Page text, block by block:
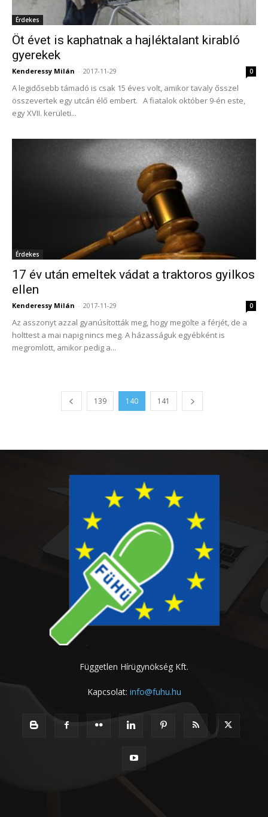
Érdekes
Öt évet is kaphatnak a hajléktalant kirabló
gyerekek
Kenderessy Milán - 2017-11-29 0
A legidősebb támadó is csak 15 éves volt, amikor tavaly ősszel
összevertek egy utcán élő embert. A fiatalok október 9-én este,
egy XVII. kerületi...
Érdekes
17 év után emeltek vádat a traktoros gyilkos
ellen
Kenderessy Milán - 2017-11-29 0
Az asszonyt azzal gyanúsították meg, hogy megölte a férjét, de a
holttest a mai napig nincs meg. A házasságuk egyébként is
megromlott, amikor pedig a...
139 140 141
Független Hírügynökség Kft.
Kapcsolat: info@fuhu.hu